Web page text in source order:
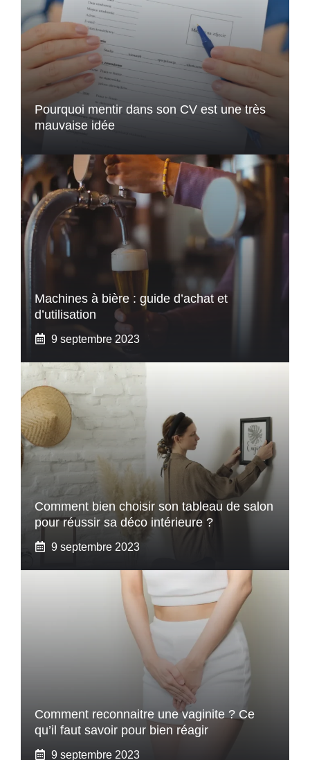
Pourquoi mentir dans son CV est une très
mauvaise idée
Machines à bière : guide d’achat et
d’utilisation
9 septembre 2023
Comment bien choisir son tableau de salon
pour réussir sa déco intérieure ?
9 septembre 2023
Comment reconnaitre une vaginite ? Ce
qu’il faut savoir pour bien réagir
9 septembre 2023